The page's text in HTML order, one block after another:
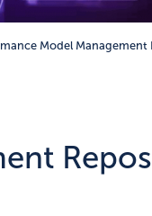
Model